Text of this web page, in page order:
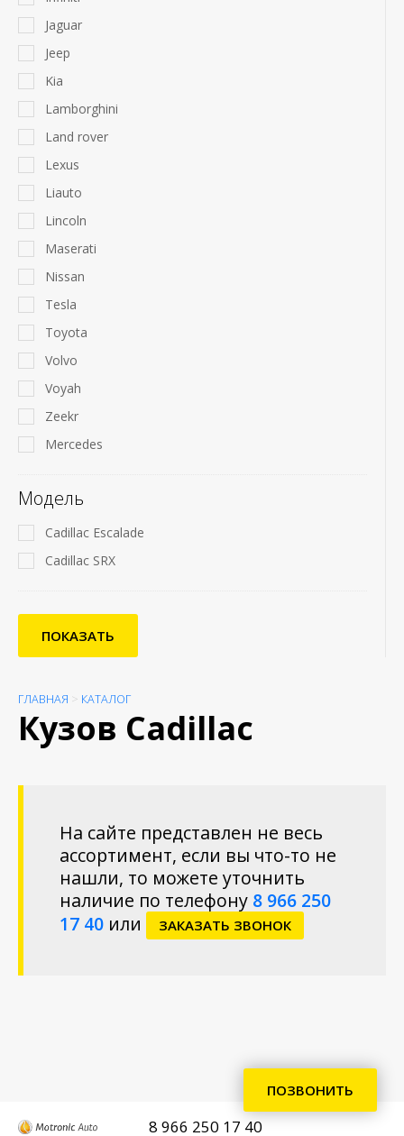
Jaguar
Jeep
Kia
Lamborghini
Land rover
Lexus
Liauto
Lincoln
Maserati
Nissan
Tesla
Toyota
Volvo
Voyah
Zeekr
Mercedes
Модель
Cadillac Escalade
Cadillac SRX
ПОКАЗАТЬ
ГЛАВНАЯ > КАТАЛОГ
Кузов Cadillac
На сайте представлен не весь
ассортимент, если вы что-то не
нашли, то можете уточнить
наличие по телефону 8 966 250
17 40 или ЗАКАЗАТЬ ЗВОНОК
8 966 250 17 40
ПОЗВОНИТЬ